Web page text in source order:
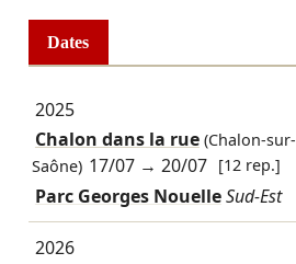
Dates
2025
Chalon dans la rue(Chalon-sur-
Saône) 17/07 →20/07 [12 rep.]
Parc Georges NouelleSud-Est
2026